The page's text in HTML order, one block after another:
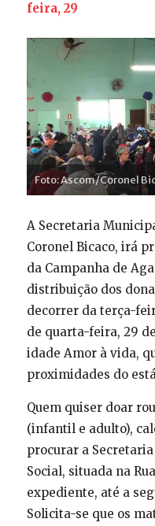
feira, 29
Foto: Ascom/Coronel
A Secretaria
Coronel Bicaco, irá
da Campanha de
distribuição dos
decorrer da terça-
de quarta-feira, 29
idade Amor à vida,
proximidades do
Quem quiser doar
(infantil e adulto),
procurar a
Social, situada na
expediente, até a
Solicita-se que os